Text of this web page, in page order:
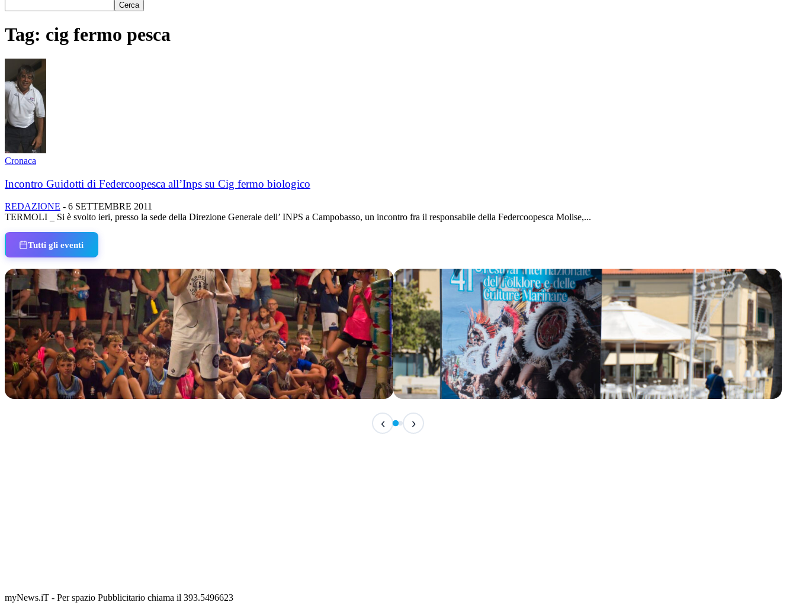
Tag: cig fermo pesca
Cronaca
Incontro Guidotti di Federcoopesca all’Inps su Cig fermo biologico
REDAZIONE - 6 SETTEMBRE 2011
TERMOLI _ Si è svolto ieri, presso la sede della Direzione Generale dell’ INPS a Campobasso, un incontro fra il responsabile della Federcoopesca Molise,...
Tutti gli eventi
IN CORSO
Festival Internazionale del Folklore - 41ª edizione
‹ ›
myNews.iT - Per spazio Pubblicitario chiama il 393.5496623